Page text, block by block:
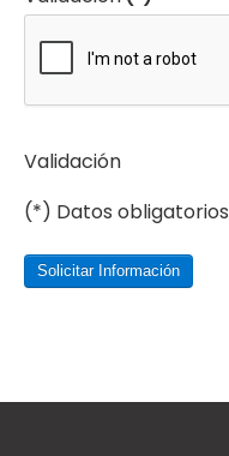
Validación
(*) Datos obligatorios
Solicitar Información